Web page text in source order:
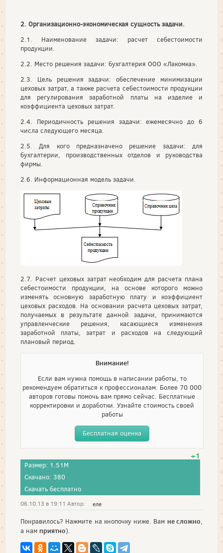
2. Организационно-экономическая сущность задачи.
2.1. Наименование задачи: расчет себестоимости
продукции.
2.2. Место решения задачи: бухгалтерия ООО «Лакомка».
2.3. Цель решения задачи: обеспечение минимизации
цеховых затрат, а также расчета себестоимости продукции
для регулирования заработной платы на изделие и
коэффициента цеховых затрат.
2.4. Периодичность решения задачи: ежемесячно до 6
числа следующего месяца.
2.5. Для кого предназначено решение задачи: для
бухгалтерии, производственных отделов и руководства
фирмы.
2.6. Информационная модель задачи.
2.7. Расчет цеховых затрат необходим для расчета плана
себестоимости продукции, на основе которого можно
изменять основную заработную плату и коэффициент
цеховых расходов. На основании расчета цеховых затрат,
получаемых в результате данной задачи, принимаются
управленческие решения, касающиеся изменения
заработной платы, затрат и расходов на следующий
плановый период.
Внимание!
Если вам нужна помощь в написании работы, то
рекомендуем обратиться к профессионалам. Более 70 000
авторов готовы помочь вам прямо сейчас. Бесплатные
корректировки и доработки. Узнайте стоимость своей
работы
Бесплатная оценка
+1
Размер: 1.51M
Скачано: 380
Скачать бесплатно
06.10.13 в 19:11 Автор: еле
Понравилось? Нажмите на кнопочку ниже. Вам не сложно,
а нам приятно).